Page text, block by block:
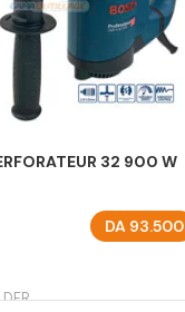
32 900 W
DA93.500